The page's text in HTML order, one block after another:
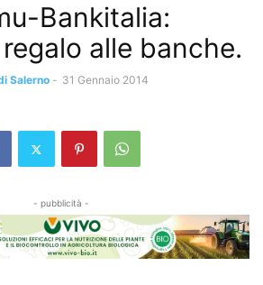
Bankitalia:
alle banche.
Salerno - 31 Gennaio 2014
- pubblicità -